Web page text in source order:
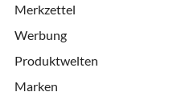
Merkzettel
Werbung
Produktwelten
Marken